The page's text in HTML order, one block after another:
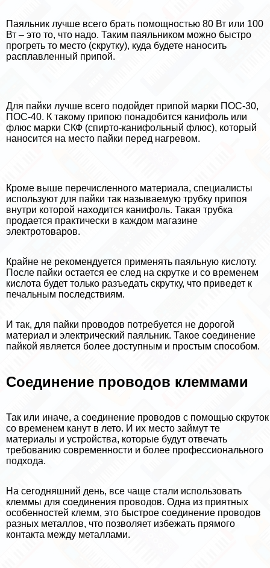
Паяльник лучше всего брать помощностью 80 Вт или 100
Вт – это то, что надо. Таким паяльником можно быстро
прогреть то место (скрутку), куда будете наносить
расплавленный припой.
Для пайки лучше всего подойдет припой марки ПОС-30,
ПОС-40. К такому припою понадобится канифоль или
флюс марки СКФ (спирто-канифольный флюс), который
наносится на место пайки перед нагревом.
Кроме выше перечисленного материала, специалисты
используют для пайки так называемую трубку припоя
внутри которой находится канифоль. Такая трубка
продается пpaктически в каждом магазине
электротоваров.
Крайне не рекомендуется применять паяльную кислоту.
После пайки остается ее след на скрутке и со временем
кислота будет только разъедать скрутку, что приведет к
печальным последствиям.
И так, для пайки проводов потребуется не дорогой
материал и электрический паяльник. Такое соединение
пайкой является более доступным и простым способом.
Соединение проводов клеммами
Так или иначе, а соединение проводов с помощью скруток
со временем канут в лето. И их место займут те
материалы и устройства, которые будут отвечать
требованию современности и более профессионального
подхода.
На сегодняшний день, все чаще стали использовать
клеммы для соединения проводов. Одна из приятных
особенностей клемм, это быстрое соединение проводов
разных металлов, что позволяет избежать прямого
контакта между металлами.